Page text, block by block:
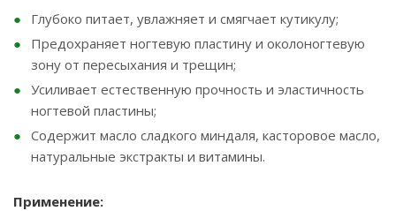
Глубоко питает, увлажняет и смягчает кутикулу;
Предохраняет ногтевую пластину и околоногтевую
зону от пересыхания и трещин;
Усиливает естественную прочность и эластичность
ногтевой пластины;
Содержит масло сладкого миндаля, касторовое масло,
натуральные экстракты и витамины.
Применение: